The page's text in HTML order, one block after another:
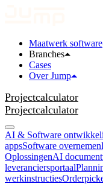
Maatwerk software
Branches
Cases
Over Jump
Projectcalculator
Projectcalculator
AI & Software
appsSoftware overnemen
OplossingenAI
leveranciersportaal
werkinstructies